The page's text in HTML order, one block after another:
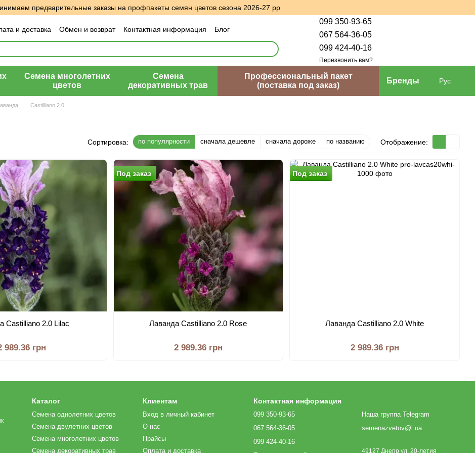
предварительные заказы на профпакеты семян цветов сезона 2026-27 рр
и доставка Обмен и возврат Контактная информация
Блог
Отзывы о магазине
099 350-93-65
067 564-36-05
099 424-40-16
Перезвонить вам?
Семена многолетних
цветов
Семена
декоративных трав
Профессиональный пакет
(поставка под заказ)
Бренды Рус
Castilliano 2.0
Сортировка: по популярности сначала дешевле сначала дороже по названию Отображение:
Castilliano 2.0 Lilac
989.36 грн
Под заказ
Лаванда Castilliano 2.0 Rose
2 989.36 грн
Под заказ
Лаванда Castilliano 2.0 White
2 989.36 грн
Каталог
Семена однолетних цветов
Семена двулетних цветов
Семена многолетних цветов
Семена декоративных трав
Клиентам
Вход в личный кабинет
О нас
Прайсы
Оплата и доставка
Контактная информация
099 350-93-65
067 564-36-05
099 424-40-16
Наша группа Telegram
semenazvetov@i.ua
49127 Днепр ул. 20-летия